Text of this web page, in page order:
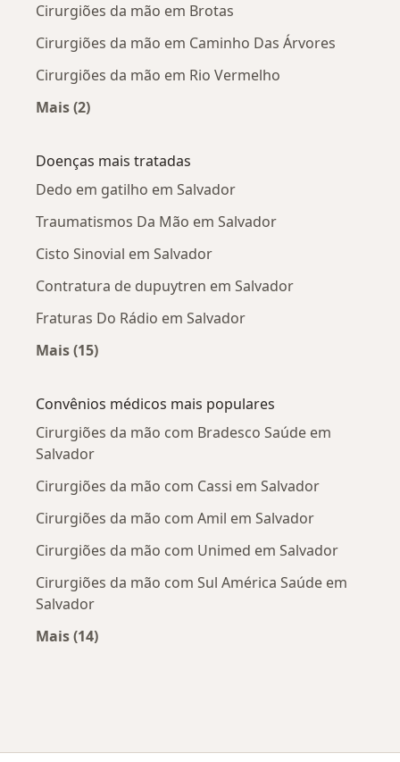
Cirurgiões da mão em Brotas
Cirurgiões da mão em Caminho Das Árvores
Cirurgiões da mão em Rio Vermelho
Mais (2)
Doenças mais tratadas
Dedo em gatilho em Salvador
Traumatismos Da Mão em Salvador
Cisto Sinovial em Salvador
Contratura de dupuytren em Salvador
Fraturas Do Rádio em Salvador
Mais (15)
Convênios médicos mais populares
Cirurgiões da mão com Bradesco Saúde em
Salvador
Cirurgiões da mão com Cassi em Salvador
Cirurgiões da mão com Amil em Salvador
Cirurgiões da mão com Unimed em Salvador
Cirurgiões da mão com Sul América Saúde em
Salvador
Mais (14)